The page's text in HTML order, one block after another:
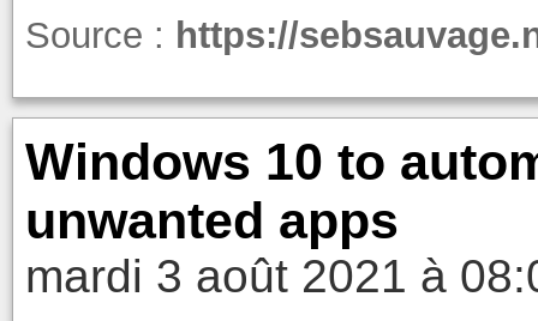
Source : https://
Windows 10 to
unwanted apps
mardi 3 août 2021 à